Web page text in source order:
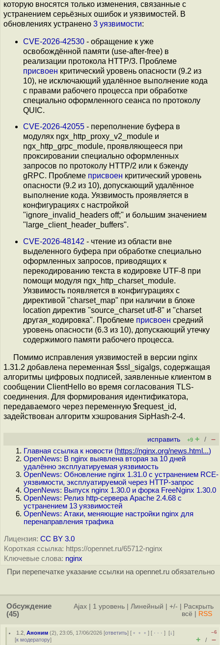
которую вносятся только изменения, связанные с
устранением серьёзных ошибок и уязвимостей. В
обновлениях устранено 3 уязвимости:
CVE-2026-42530 - обращение к уже
освобождённой памяти (use-after-free) в
реализации протокола HTTP/3. Проблеме
присвоен критический уровень опасности (9.2 из
10), не исключающий удалённое выполнение кода
с правами рабочего процесса при обработке
специально оформленного сеанса по протоколу
QUIC.
CVE-2026-42055 - переполнение буфера в
модулях ngx_http_proxy_v2_module и
ngx_http_grpc_module, проявляющееся при
проксировании специально оформленных
запросов по протоколу HTTP/2 или к бэкенду
gRPC. Проблеме присвоен критический уровень
опасности (9.2 из 10), допускающий удалённое
выполнение кода. Уязвимость проявляется в
конфигурациях с настройкой
"ignore_invalid_headers off;" и большим значением
"large_client_header_buffers".
CVE-2026-48142 - чтение из области вне
выделенного буфера при обработке специально
оформленных запросов, приводящих к
перекодированию текста в кодировке UTF-8 при
помощи модуля ngx_http_charset_module.
Уязвимость появляется в конфигурациях с
директивой "charset_map" при наличии в блоке
location директив "source_charset utf-8" и "charset
другая_кодировка". Проблеме присвоен средний
уровень опасности (6.3 из 10), допускающий утечку
содержимого памяти рабочего процесса.
Помимо исправления уязвимостей в версии nginx
1.31.2 добавлена переменная $ssl_sigalgs, содержащая
алгоритмы цифровых подписей, заявленные клиентом в
сообщении ClientHello во время согласования TLS-
соединения. Для формирования идентификатора,
передаваемого через переменную $request_id,
задействован алгоритм хэшрования SipHash-2-4.
исправить +9 + / –
Главная ссылка к новости (https://nginx.org/news.html...)
OpenNews: В nginx выявлена вторая за 10 дней
удалённо эксплуатируемая уязвимость
OpenNews: Обновление nginx 1.31.0 с устранением RCE-
уязвимости, эксплуатируемой через HTTP-запрос
OpenNews: Выпуск nginx 1.30.0 и форка FreeNginx 1.30.0
OpenNews: Релиз http-сервера Apache 2.4.68 с
устранением 13 уязвимостей
OpenNews: Атаки, меняющие настройки nginx для
перенаправления трафика
Лицензия: CC BY 3.0
Короткая ссылка: https://opennet.ru/65712-nginx
Ключевые слова: nginx
При перепечатке указание ссылки на opennet.ru обязательно
Обсуждение
(45)
Ajax 1 уровень Линейный +/-
Раскрыть
всё
RSS
1.2 ,Аноним (2), 23:05, 17/06/2026 [ответить] [ ﹢﹢﹢] [ · · ·][↓]
[к модератору]
–6
+ / –